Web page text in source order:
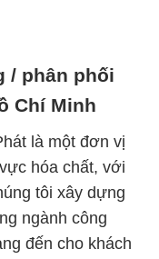
/ phân phối
Chí Minh
là một đơn vị
hóa chất, với
tôi xây dựng
ngành công
đến cho khách